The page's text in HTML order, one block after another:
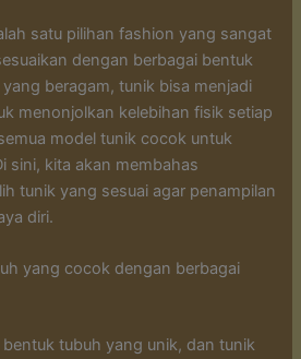
satu pilihan fashion yang sangat
dengan berbagai bentuk
beragam, tunik bisa menjadi
menonjolkan kelebihan fisik setiap
model tunik cocok untuk
sini, kita akan membahas
tunik yang sesuai agar penampilan
diri.
yang cocok dengan berbagai
tubuh yang unik, dan tunik